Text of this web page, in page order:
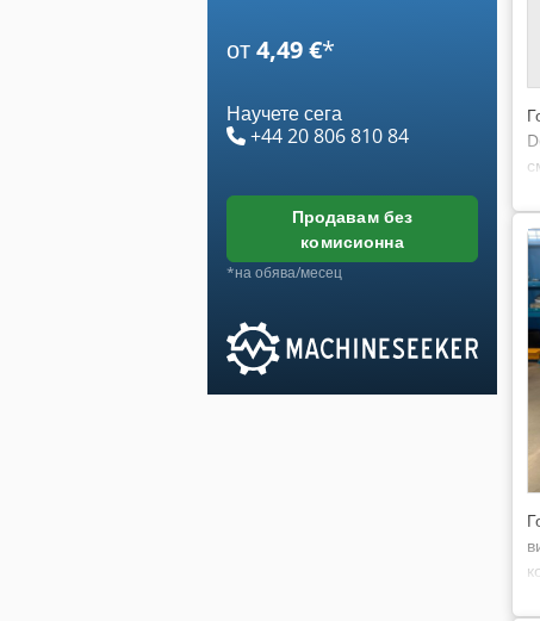
от4,49 €*
Научете сега
+44 20 806 810 84
продавам без
комисионна
*на обява/месец